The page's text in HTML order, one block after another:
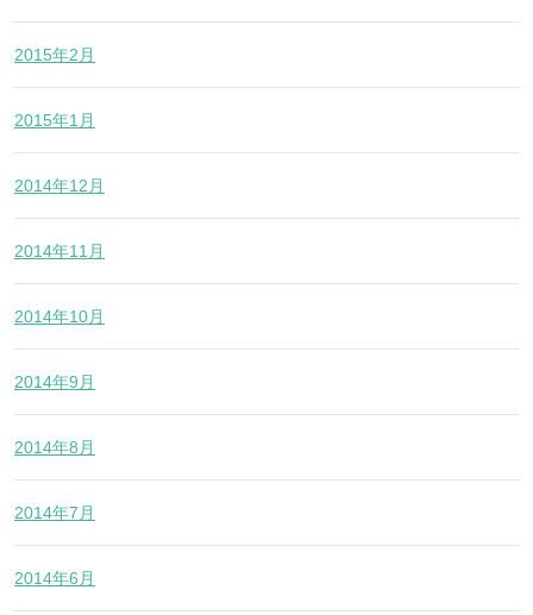
2015年2月
2015年1月
2014年12月
2014年11月
2014年10月
2014年9月
2014年8月
2014年7月
2014年6月